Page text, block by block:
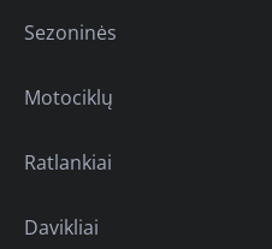
Sezoninės
Motociklų
Ratlankiai
Davikliai